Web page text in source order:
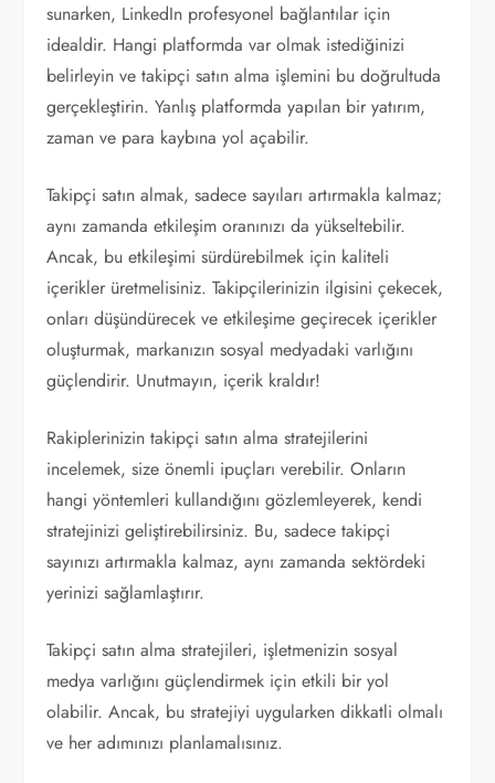
sunarken, LinkedIn profesyonel bağlantılar için
idealdir. Hangi platformda var olmak istediğinizi
belirleyin ve takipçi satın alma işlemini bu doğrultuda
gerçekleştirin. Yanlış platformda yapılan bir yatırım,
zaman ve para kaybına yol açabilir.
Takipçi satın almak, sadece sayıları artırmakla kalmaz;
aynı zamanda etkileşim oranınızı da yükseltebilir.
Ancak, bu etkileşimi sürdürebilmek için kaliteli
içerikler üretmelisiniz. Takipçilerinizin ilgisini çekecek,
onları düşündürecek ve etkileşime geçirecek içerikler
oluşturmak, markanızın sosyal medyadaki varlığını
güçlendirir. Unutmayın, içerik kraldır!
Rakiplerinizin takipçi satın alma stratejilerini
incelemek, size önemli ipuçları verebilir. Onların
hangi yöntemleri kullandığını gözlemleyerek, kendi
stratejinizi geliştirebilirsiniz. Bu, sadece takipçi
sayınızı artırmakla kalmaz, aynı zamanda sektördeki
yerinizi sağlamlaştırır.
Takipçi satın alma stratejileri, işletmenizin sosyal
medya varlığını güçlendirmek için etkili bir yol
olabilir. Ancak, bu stratejiyi uygularken dikkatli olmalı
ve her adımınızı planlamalısınız.